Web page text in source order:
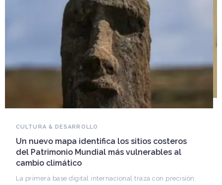
Falleció Ramón Gutiérrez, guardián del
patrimonio iberoamericano
Arquitecto, historiador e Investigador Superior del
CONICET, fundó el CEDODAL e impulsó los Seminarios
de Arquitectura Latinoamericana. Publicó más de